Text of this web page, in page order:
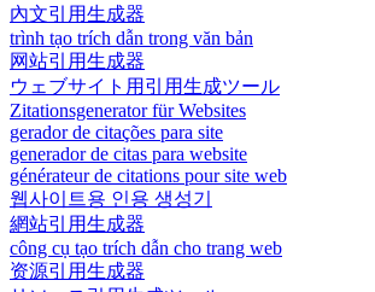
內文引用生成器
trình tạo trích dẫn trong văn bản
网站引用生成器
ウェブサイト用引用生成ツール
Zitationsgenerator für Websites
gerador de citações para site
generador de citas para website
générateur de citations pour site web
웹사이트용 인용 생성기
網站引用生成器
công cụ tạo trích dẫn cho trang web
资源引用生成器